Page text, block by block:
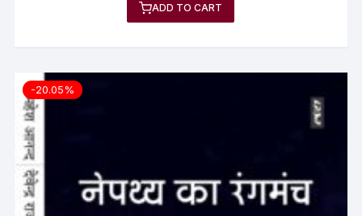
ADD TO CART
-20.05%